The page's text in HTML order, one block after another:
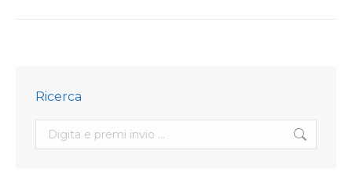
Ricerca
Search: